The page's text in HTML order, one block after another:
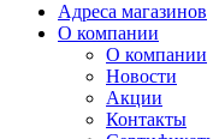
Адреса магазинов
О компании
О компании
Новости
Акции
Контакты